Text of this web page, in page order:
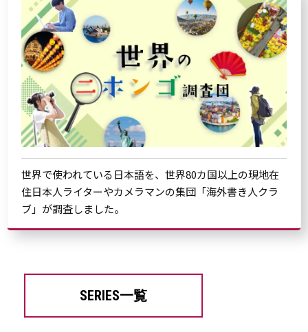
世界で使われている日本語を、世界80カ国以上の現地在
住日本人ライターやカメラマンの集団「海外書き人クラ
ブ」が調査しました。
SERIES一覧